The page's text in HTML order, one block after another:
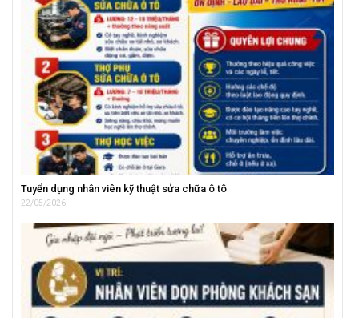
Tuyển dụng nhân viên kỹ thuật sửa chữa ô tô
22/05/2026